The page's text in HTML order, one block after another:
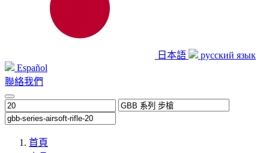
日本語
русский язык
Español
聯絡我們
首頁